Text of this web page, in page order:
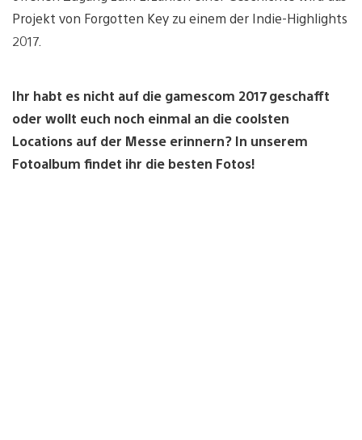
Projekt von Forgotten Key zu einem der Indie-Highlights
2017.
Ihr habt es nicht auf die gamescom 2017 geschafft
oder wollt euch noch einmal an die coolsten
Locations auf der Messe erinnern? In unserem
Fotoalbum findet ihr die besten Fotos!